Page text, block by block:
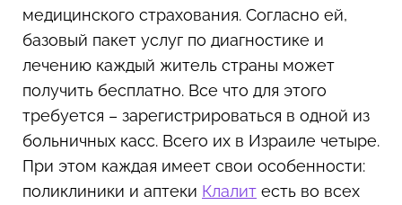
медицинского страхования. Согласно ей,
базовый пакет услуг по диагностике и
лечению каждый житель страны может
получить бесплатно. Все что для этого
требуется – зарегистрироваться в одной из
больничных касс. Всего их в Израиле четыре.
При этом каждая имеет свои особенности:
поликлиники и аптеки Клалит есть во всех